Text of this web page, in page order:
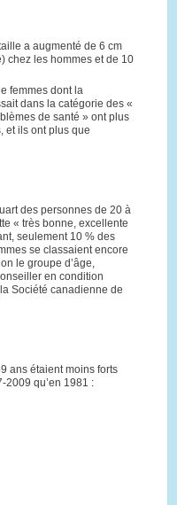
a augmenté de 6 cm
chez les hommes et de 10
femmes dont la
dans la catégorie des «
de santé » ont plus
et ils ont plus que
des personnes de 20 à
« très bonne, excellente
seulement 10 % des
se classaient encore
le groupe d’âge,
en condition
Société canadienne de
ans étaient moins forts
2009 qu’en 1981 :